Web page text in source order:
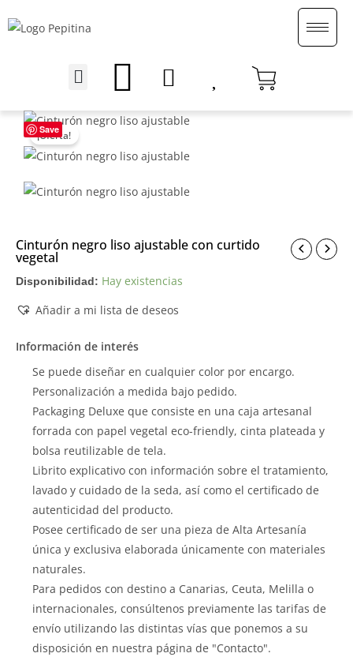
al
Menu
¡Oferta!
Save
Cinturón negro liso ajustable con curtido
vegetal
Disponibilidad: Hay existencias
Añadir a mi lista de deseos
Información de interés
Se puede diseñar en cualquier color por encargo.
Personalización a medida bajo pedido.
Packaging Deluxe que consiste en una caja artesanal
forrada con papel vegetal eco-friendly, cinta plateada y
bolsa reutilizable de tela.
Librito explicativo con información sobre el tratamiento,
lavado y cuidado de la seda, así como el certificado de
autenticidad del producto.
Posee certificado de ser una pieza de Alta Artesanía
única y exclusiva elaborada únicamente con materiales
naturales.
Para pedidos con destino a Canarias, Ceuta, Melilla o
internacionales, consúltenos previamente las tarifas de
envío utilizando las distintas vías que ponemos a su
disposición en nuestra página de "Contacto".